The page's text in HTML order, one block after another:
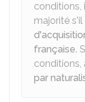
conditions,
majorité
française.
conditions,
par